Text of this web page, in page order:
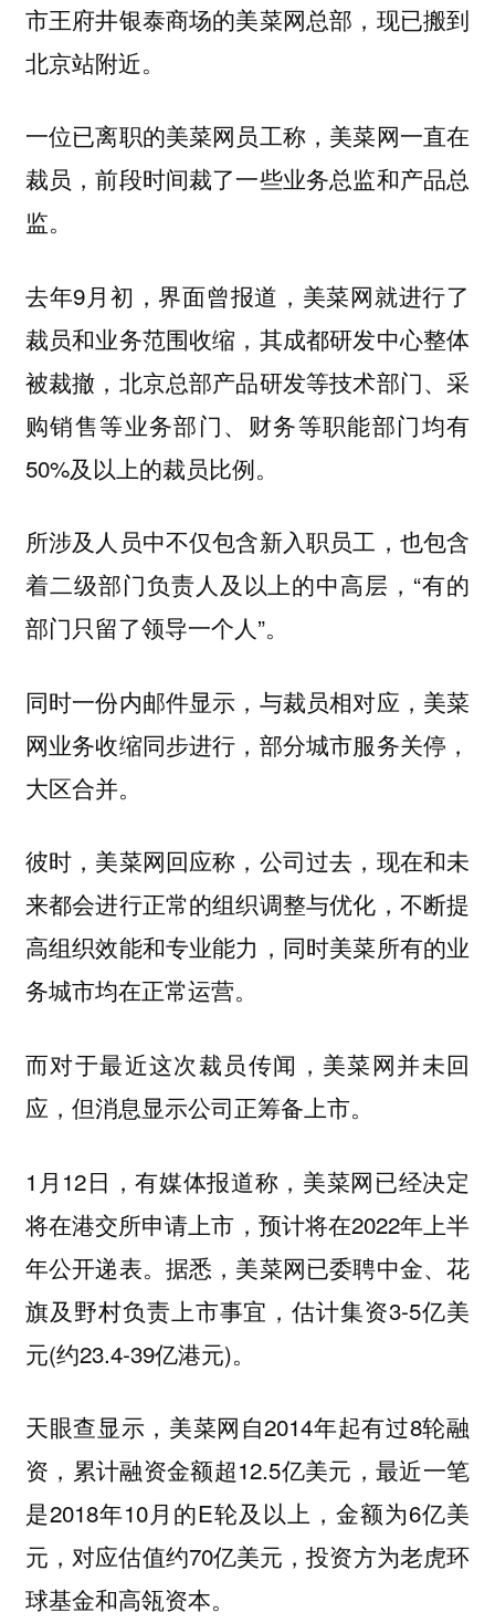
市王府井银泰商场的美菜网总部，现已搬到
北京站附近。
一位已离职的美菜网员工称，美菜网一直在
裁员，前段时间裁了一些业务总监和产品总
监。
去年9月初，界面曾报道，美菜网就进行了
裁员和业务范围收缩，其成都研发中心整体
被裁撤，北京总部产品研发等技术部门、采
购销售等业务部门、财务等职能部门均有
50%及以上的裁员比例。
所涉及人员中不仅包含新入职员工，也包含
着二级部门负责人及以上的中高层，“有的
部门只留了领导一个人”。
同时一份内邮件显示，与裁员相对应，美菜
网业务收缩同步进行，部分城市服务关停，
大区合并。
彼时，美菜网回应称，公司过去，现在和未
来都会进行正常的组织调整与优化，不断提
高组织效能和专业能力，同时美菜所有的业
务城市均在正常运营。
而对于最近这次裁员传闻，美菜网并未回
应，但消息显示公司正筹备上市。
1月12日，有媒体报道称，美菜网已经决定
将在港交所申请上市，预计将在2022年上半
年公开递表。据悉，美菜网已委聘中金、花
旗及野村负责上市事宜，估计集资3-5亿美
元(约23.4-39亿港元)。
天眼查显示，美菜网自2014年起有过8轮融
资，累计融资金额超12.5亿美元，最近一笔
是2018年10月的E轮及以上，金额为6亿美
元，对应估值约70亿美元，投资方为老虎环
球基金和高瓴资本。